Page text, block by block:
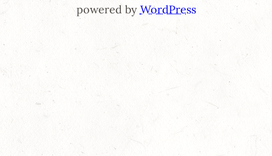
powered by WordPress